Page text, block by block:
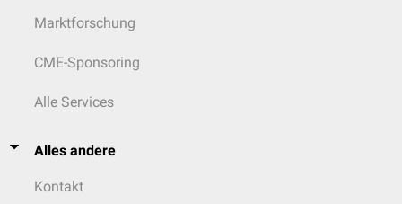
Marktforschung
CME-Sponsoring
Alle Services
Alles andere
Kontakt